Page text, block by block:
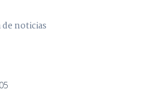
noticias